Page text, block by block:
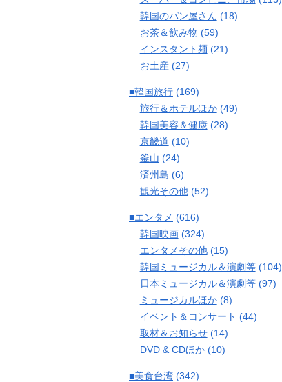
韓国のパン屋さん (18)
お茶＆飲み物 (59)
インスタント麺(21)
お土産(27)
■韓国旅行 (169)
旅行＆ホテルほか(49)
韓国美容＆健康(28)
京畿道 (10)
釜山 (24)
済州島 (6)
観光その他(52)
■エンタメ (616)
韓国映画(324)
エンタメその他(15)
韓国ミュージカル＆演劇等(104)
日本ミュージカル＆演劇等(97)
ミュージカルほか(8)
イベント＆コンサート (44)
取材＆お知らせ(14)
DVD & CDほか(10)
■美食台湾 (342)